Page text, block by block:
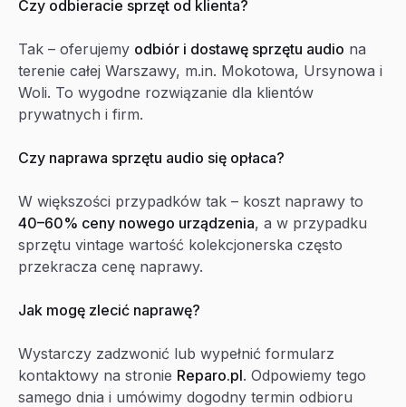
Czy odbieracie sprzęt od klienta?
Tak – oferujemy odbiór i dostawę sprzętu audio na
terenie całej Warszawy, m.in. Mokotowa, Ursynowa i
Woli. To wygodne rozwiązanie dla klientów
prywatnych i firm.
Czy naprawa sprzętu audio się opłaca?
W większości przypadków tak – koszt naprawy to
40–60% ceny nowego urządzenia, a w przypadku
sprzętu vintage wartość kolekcjonerska często
przekracza cenę naprawy.
Jak mogę zlecić naprawę?
Wystarczy zadzwonić lub wypełnić formularz
kontaktowy na stronie Reparo.pl. Odpowiemy tego
samego dnia i umówimy dogodny termin odbioru